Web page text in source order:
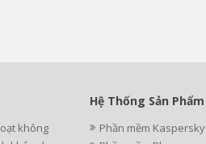
không
Hệ Thống Sản Phẩm
Phần mềm Kaspersky